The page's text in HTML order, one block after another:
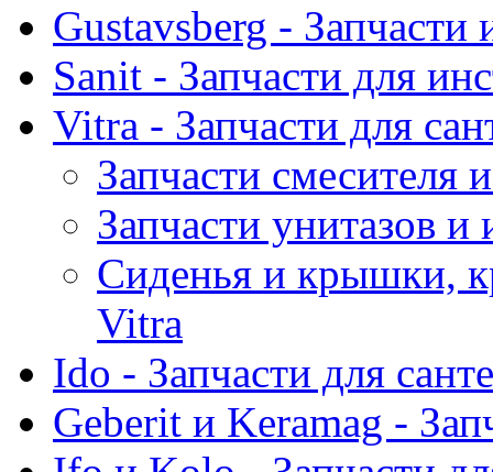
Gustavsberg - Запчасти
Sanit - Запчасти для
Vitra - Запчасти для
Запчасти смесителя
Запчасти унитазов
Сиденья и крышки,
Vitra
Ido - Запчасти для
Geberit и Keramag -